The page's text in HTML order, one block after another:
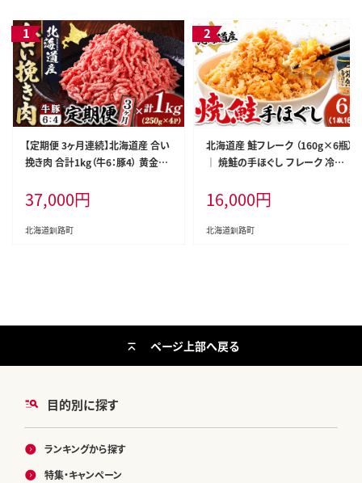
【定期便 3ヶ月連続】北海道産 合い
挽き肉 合計1kg（牛6：豚4） 黄金比
挽肉 合挽き肉 豚 肉 豚肉 豚肉ミン
チ 合挽豚肉 牛 肉 牛肉 牛肉ミンチ
合挽牛肉 合い挽き 小分け 一人暮
37,000円
北海道釧路町
北海道産 鮭フレーク （160g×6瓶）
｜ 焼鮭の手ほぐし フレーク 冷凍
理済み 一人暮らし セット おかず
国産 魚介類 海鮮 絶品 人気 笹谷
商店 直営 釧之助本店 せんのすけ
16,000円
北海道釧路町
目的別に探す
ランキングから探す
特集・キャンペーン
ページ上部へ戻る